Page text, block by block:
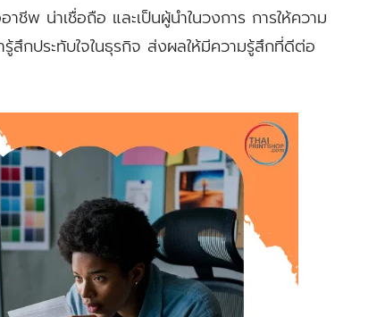
พ น่าเชื่อถือ และเป็นผู้นำในวงการ การให้ความ
กประทับใจในธุรกิจ ส่งผลให้มีความรู้สึกที่ดีต่อ